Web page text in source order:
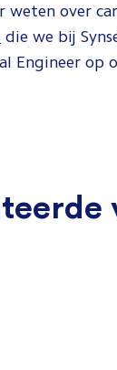
over
die we bij
Engineer op